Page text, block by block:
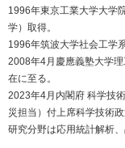
1996年東京工業大学大学
学）取得。
1996年筑波大学社会工学
2008年4月慶應義塾大学
在に至る。
2023年4月内閣府 科学技
災担当）付上席科学技術
研究分野は応用統計解析